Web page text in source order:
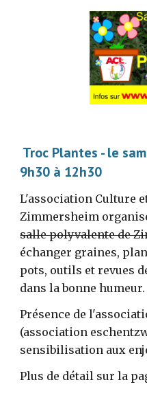
Troc Plantes - le
9h30 à 12h30
L'association Culture
Zimmersheim
salle polyvalente de
échanger graines,
pots, outils et revues
dans la bonne humeur.
Présence de
(association
sensibilisation aux
Plus de détail sur la